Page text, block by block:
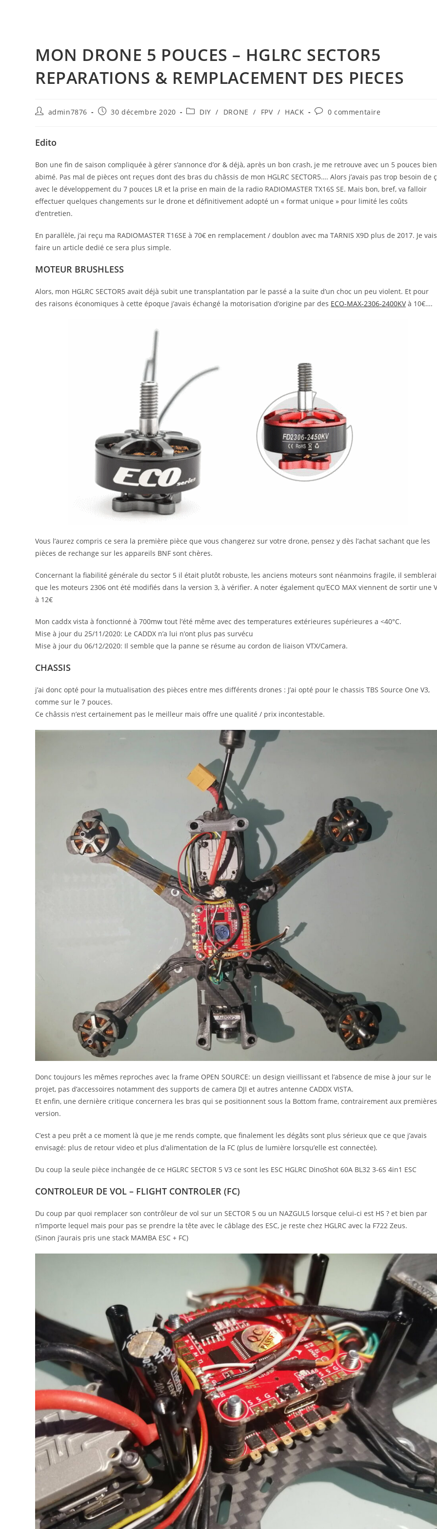
MON DRONE 5 POUCES – HGLRC SECTOR5
REPARATIONS & REMPLACEMENT DES PIECES
Auteur/autrice
publication :
admin7876
Publication
30 décembre 2020
PostDIY / DRONE / FPV / HACK
Commentaires
0 commentaire
Edito
Bon une fin de saison compliquée à gérer s’annonce d’or & déjà, après un bon crash, je me retrouve avec un 5 pouces bien
abimé. Pas mal de pièces ont reçues dont des bras du châssis de mon HGLRC SECTOR5…. Alors j’avais pas trop besoin de
avec le développement du 7 pouces LR et la prise en main de la radio RADIOMASTER TX16S SE. Mais bon, bref, va falloir
effectuer quelques changements sur le drone et définitivement adopté un « format unique » pour limité les coûts
d’entretien.
En parallèle, j’ai reçu ma RADIOMASTER T16SE à 70€ en remplacement / doublon avec ma TARNIS X9D plus de 2017. Je vais
faire un article dedié ce sera plus simple.
MOTEUR BRUSHLESS
Alors, mon HGLRC SECTOR5 avait déjà subit une transplantation par le passé a la suite d’un choc un peu violent. Et pour
des raisons économiques à cette époque j’avais échangé la motorisation d’origine par des ECO-MAX-2306-2400KVà 10€….
Vous l’aurez compris ce sera la première pièce que vous changerez sur votre drone, pensez y dès l’achat sachant que les
pièces de rechange sur les appareils BNF sont chères.
Concernant la fiabilité générale du sector 5 il était plutôt robuste, les anciens moteurs sont néanmoins fragile, il
que les moteurs 2306 ont été modifiés dans la version 3, à vérifier. A noter également qu’ECO MAX viennent de sortir une
à 12€
Mon caddx vista à fonctionné à 700mw tout l’été même avec des temperatures extérieures supérieures a <40°C.
Mise à jour du 25/11/2020: Le CADDX n’a lui n’ont plus pas survécu
Mise à jour du 06/12/2020: Il semble que la panne se résume au cordon de liaison VTX/Camera.
CHASSIS
j’ai donc opté pour la mutualisation des pièces entre mes différents drones : J’ai opté pour le chassis TBS Source One V3,
comme sur le 7 pouces.
Ce châssis n’est certainement pas le meilleur mais offre une qualité / prix incontestable.
Donc toujours les mêmes reproches avec la frame OPEN SOURCE: un design vieillissant et l’absence de mise à jour sur le
projet, pas d’accessoires notamment des supports de camera DJI et autres antenne CADDX VISTA.
Et enfin, une dernière critique concernera les bras qui se positionnent sous la Bottom frame, contrairement aux premières
version.
C’est a peu prêt a ce moment là que je me rends compte, que finalement les dégâts sont plus sérieux que ce que j’avais
envisagé: plus de retour video et plus d’alimentation de la FC (plus de lumière lorsqu’elle est connectée).
Du coup la seule pièce inchangée de ce HGLRC SECTOR 5 V3 ce sont les ESC HGLRC DinoShot 60A BL32 3-6S 4in1 ESC
CONTROLEUR DE VOL – FLIGHT CONTROLER (FC)
Du coup par quoi remplacer son contrôleur de vol sur un SECTOR 5 ou un NAZGUL5 lorsque celui-ci est HS ? et bien par
n’importe lequel mais pour pas se prendre la tête avec le câblage des ESC, je reste chez HGLRC avec la F722 Zeus.
(Sinon j’aurais pris une stack MAMBA ESC + FC)